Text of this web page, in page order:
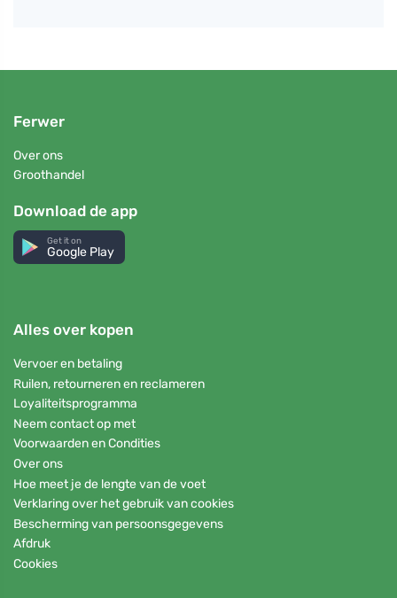
Ferwer
Over ons
Groothandel
Download de app
Get it on
Google Play
Alles over kopen
Vervoer en betaling
Ruilen, retourneren en reclameren
Loyaliteitsprogramma
Neem contact op met
Voorwaarden en Condities
Over ons
Hoe meet je de lengte van de voet
Verklaring over het gebruik van cookies
Bescherming van persoonsgegevens
Afdruk
Cookies